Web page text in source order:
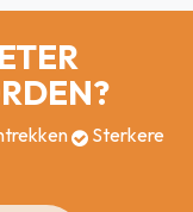
Sterkere